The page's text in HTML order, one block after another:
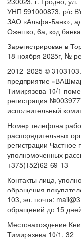
УНП 591000873, р/с
ЗАО «Альфа-Банк»,
Ожешко, 6а, код
Зарегистрирован в
18 ноября 2025г, №
2012–2025 ©
предприятие
Тимирязева 10/1
регистрация
исполнительный
Номер телефона
распорядительных
регистрации
уполномоченных
+375(152)62-69-13
Контакты лица,
обращения
103, эл. почта:
обращений до 15
Местонахождение
Тимирязева 10/1, 32